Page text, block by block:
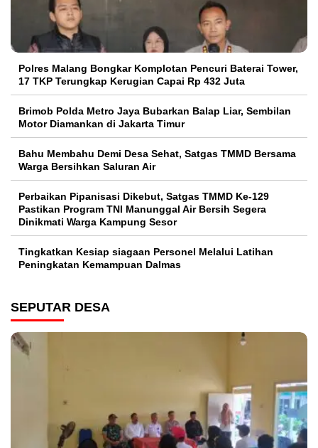
Polres Malang Bongkar Komplotan Pencuri Baterai Tower,
17 TKP Terungkap Kerugian Capai Rp 432 Juta
Brimob Polda Metro Jaya Bubarkan Balap Liar, Sembilan
Motor Diamankan di Jakarta Timur
Bahu Membahu Demi Desa Sehat, Satgas TMMD Bersama
Warga Bersihkan Saluran Air
Perbaikan Pipanisasi Dikebut, Satgas TMMD Ke-129
Pastikan Program TNI Manunggal Air Bersih Segera
Dinikmati Warga Kampung Sesor
Tingkatkan Kesiap siagaan Personel Melalui Latihan
Peningkatan Kemampuan Dalmas
SEPUTAR DESA